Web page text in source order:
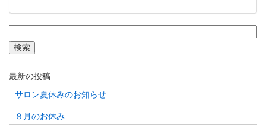
索:
最新の投稿
サロン夏休みのお知らせ
８月のお休み